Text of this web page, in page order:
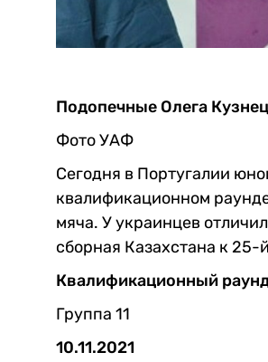
Подопечные Олега
Фото УАФ
Сегодня в Португалии
квалификационном
мяча. У украинцев
сборная Казахстана к 25-
Квалификационный
Группа 11
10.11.2021